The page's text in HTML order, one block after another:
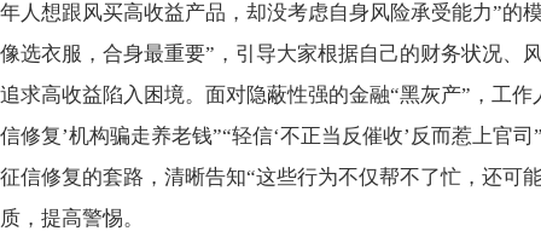
年人想跟风买高收益产品，却没考虑自身风险承受能力”的
像选衣服，合身最重要”，引导大家根据自己的财务状况、
追求高收益陷入困境。面对隐蔽性强的金融“黑灰产”，工
信修复’机构骗走养老钱”“轻信‘不正当反催收’反而惹上官
征信修复的套路，清晰告知“这些行为不仅帮不了忙，还可
质，提高警惕。